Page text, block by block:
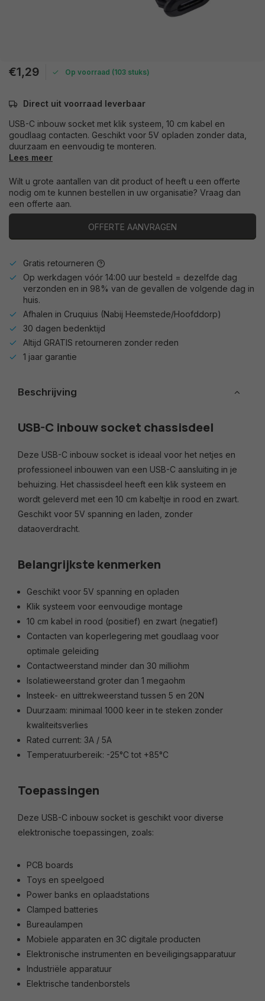
€1,29 Op voorraad (103 stuks)
Direct uit voorraad leverbaar
USB-C inbouw socket met klik systeem, 10 cm kabel en
goudlaag contacten. Geschikt voor 5V opladen zonder data,
duurzaam en eenvoudig te monteren.
Lees meer
Wilt u grote aantallen van dit product of heeft u een offerte
nodig om te kunnen bestellen in uw organisatie? Vraag dan
een offerte aan.
OFFERTE AANVRAGEN
Gratis retourneren
Op werkdagen vóór 14:00 uur besteld = dezelfde dag
verzonden en in 98% van de gevallen de volgende dag in
huis.
Afhalen in Cruquius (Nabij Heemstede/Hoofddorp)
30 dagen bedenktijd
Altijd GRATIS retourneren zonder reden
1 jaar garantie
Beschrijving
USB-C inbouw socket chassisdeel
Deze USB-C inbouw socket is ideaal voor het netjes en
professioneel inbouwen van een USB-C aansluiting in je
behuizing. Het chassisdeel heeft een klik systeem en
wordt geleverd met een 10 cm kabeltje in rood en zwart.
Geschikt voor 5V spanning en laden, zonder
dataoverdracht.
Belangrijkste kenmerken
Geschikt voor 5V spanning en opladen
Klik systeem voor eenvoudige montage
10 cm kabel in rood (positief) en zwart (negatief)
Contacten van koperlegering met goudlaag voor
optimale geleiding
Contactweerstand minder dan 30 milliohm
Isolatieweerstand groter dan 1 megaohm
Insteek- en uittrekweerstand tussen 5 en 20N
Duurzaam: minimaal 1000 keer in te steken zonder
kwaliteitsverlies
Rated current: 3A / 5A
Temperatuurbereik: -25°C tot +85°C
Toepassingen
Deze USB-C inbouw socket is geschikt voor diverse
elektronische toepassingen, zoals:
PCB boards
Toys en speelgoed
Power banks en oplaadstations
Clamped batteries
Bureaulampen
Mobiele apparaten en 3C digitale producten
Elektronische instrumenten en beveiligingsapparatuur
Industriële apparatuur
Elektrische tandenborstels